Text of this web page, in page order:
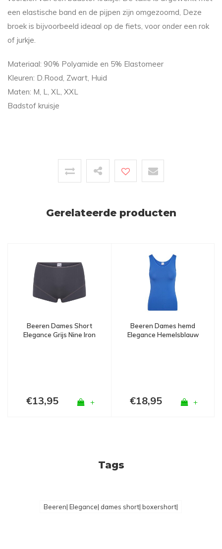
een elastische band en de pijpen zijn omgezoomd, Deze
broek is bijvoorbeeld ideaal op de fiets, voor onder een rok
of jurkje.
Materiaal: 90% Polyamide en 5% Elastomeer
Kleuren: D.Rood, Zwart, Huid
Maten: M, L, XL, XXL
Badstof kruisje
Gerelateerde producten
Beeren Dames Short
Elegance Grijs Nine Iron
€13,95 +
Beeren Dames hemd
Elegance Hemelsblauw
€18,95 +
Tags
Beeren| Elegance| dames short| boxershort|